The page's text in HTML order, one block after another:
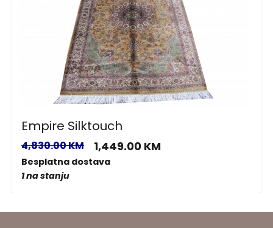
Empire Silktouch
4,830.00 KM 1,449.00 KM
Besplatna dostava
1 na stanju